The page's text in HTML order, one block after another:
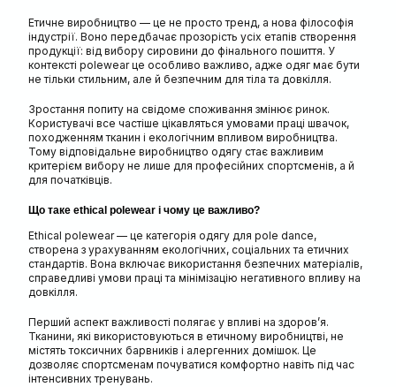
Етичне виробництво — це не просто тренд, а нова філософія
індустрії. Воно передбачає прозорість усіх етапів створення
продукції: від вибору сировини до фінального пошиття. У
контексті polewear це особливо важливо, адже одяг має бути
не тільки стильним, але й безпечним для тіла та довкілля.
Зростання попиту на свідоме споживання змінює ринок.
Користувачі все частіше цікавляться умовами праці швачок,
походженням тканин і екологічним впливом виробництва.
Тому відповідальне виробництво одягу стає важливим
критерієм вибору не лише для професійних спортсменів, а й
для початківців.
Що таке ethical polewear і чому це важливо?
Ethical polewear — це категорія одягу для pole dance,
створена з урахуванням екологічних, соціальних та етичних
стандартів. Вона включає використання безпечних матеріалів,
справедливі умови праці та мінімізацію негативного впливу на
довкілля.
Перший аспект важливості полягає у впливі на здоров’я.
Тканини, які використовуються в етичному виробництві, не
містять токсичних барвників і алергенних домішок. Це
дозволяє спортсменам почуватися комфортно навіть під час
інтенсивних тренувань.